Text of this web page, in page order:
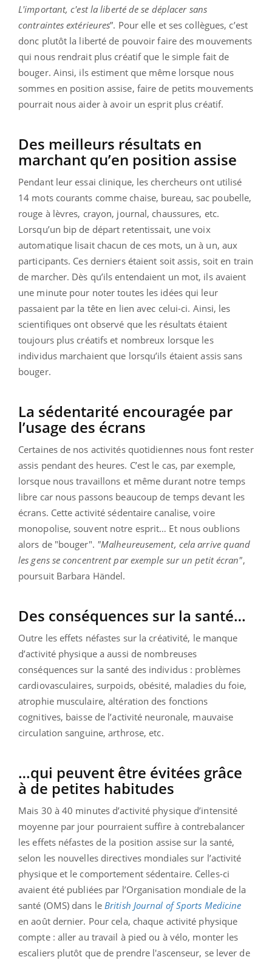
L'important, c'est la liberté de se déplacer sans
contraintes extérieures”. Pour elle et ses collègues, c’est
donc plutôt la liberté de pouvoir faire des mouvements
qui nous rendrait plus créatif que le simple fait de
bouger. Ainsi, ils estiment que même lorsque nous
sommes en position assise, faire de petits mouvements
pourrait nous aider à avoir un esprit plus créatif.
Des meilleurs résultats en
marchant qu’en position assise
Pendant leur essai clinique, les chercheurs ont utilisé
14 mots courants comme chaise, bureau, sac poubelle,
rouge à lèvres, crayon, journal, chaussures, etc.
Lorsqu’un bip de départ retentissait, une voix
automatique lisait chacun de ces mots, un à un, aux
participants. Ces derniers étaient soit assis, soit en train
de marcher. Dès qu’ils entendaient un mot, ils avaient
une minute pour noter toutes les idées qui leur
passaient par la tête en lien avec celui-ci. Ainsi, les
scientifiques ont observé que les résultats étaient
toujours plus créatifs et nombreux lorsque les
individus marchaient que lorsqu’ils étaient assis sans
bouger.
La sédentarité encouragée par
l’usage des écrans
Certaines de nos activités quotidiennes nous font rester
assis pendant des heures. C’est le cas, par exemple,
lorsque nous travaillons et même durant notre temps
libre car nous passons beaucoup de temps devant les
écrans. Cette activité sédentaire canalise, voire
monopolise, souvent notre esprit… Et nous oublions
alors de "bouger". "Malheureusement, cela arrive quand
les gens se concentrent par exemple sur un petit écran",
poursuit Barbara Händel.
Des conséquences sur la santé…
Outre les effets néfastes sur la créativité, le manque
d’activité physique a aussi de nombreuses
conséquences sur la santé des individus : problèmes
cardiovasculaires, surpoids, obésité, maladies du foie,
atrophie musculaire, altération des fonctions
cognitives, baisse de l’activité neuronale, mauvaise
circulation sanguine, arthrose, etc.
…qui peuvent être évitées grâce
à de petites habitudes
Mais 30 à 40 minutes d’activité physique d’intensité
moyenne par jour pourraient suffire à contrebalancer
les effets néfastes de la position assise sur la santé,
selon les nouvelles directives mondiales sur l’activité
physique et le comportement sédentaire. Celles-ci
avaient été publiées par l’Organisation mondiale de la
santé (OMS) dans le British Journal of Sports Medicine
en août dernier. Pour cela, chaque activité physique
compte : aller au travail à pied ou à vélo, monter les
escaliers plutôt que de prendre l'ascenseur, se lever de